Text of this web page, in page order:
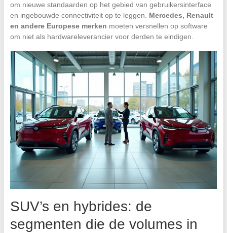
om nieuwe standaarden op het gebied van gebruikersinterface
en ingebouwde connectiviteit op te leggen. Mercedes, Renault
en andere Europese merken moeten versnellen op software
om niet als hardwareleverancier voor derden te eindigen.
SUV’s en hybrides: de
segmenten die de volumes in